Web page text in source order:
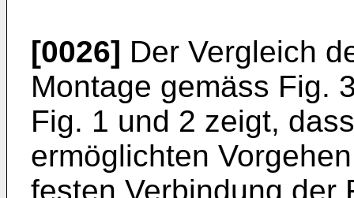
[0026] Der Vergleich
Montage gemäss Fig.
Fig. 1 und 2 zeigt,
ermöglichten
festen Verbindung der